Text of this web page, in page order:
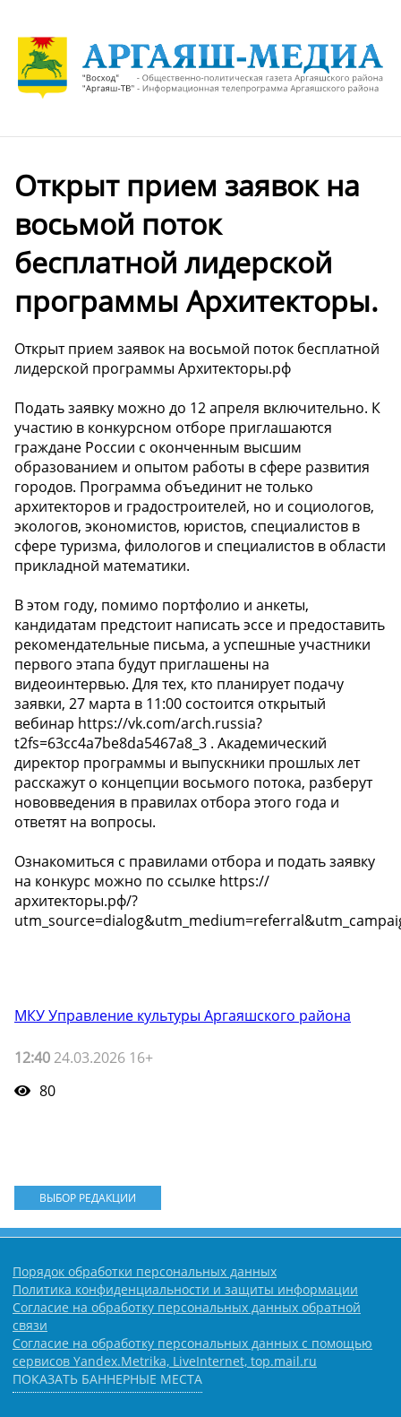
Открыт прием заявок на
восьмой поток
бесплатной лидерской
программы Архитекторы.
Открыт прием заявок на восьмой поток бесплатной
лидерской программы Архитекторы.рф
Подать заявку можно до 12 апреля включительно. К
участию в конкурсном отборе приглашаются
граждане России с оконченным высшим
образованием и опытом работы в сфере развития
городов. Программа объединит не только
архитекторов и градостроителей, но и социологов,
экологов, экономистов, юристов, специалистов в
сфере туризма, филологов и специалистов в области
прикладной математики.
В этом году, помимо портфолио и анкеты,
кандидатам предстоит написать эссе и предоставить
рекомендательные письма, а успешные участники
первого этапа будут приглашены на
видеоинтервью. Для тех, кто планирует подачу
заявки, 27 марта в 11:00 состоится открытый
вебинар https://vk.com/arch.russia?
t2fs=63cc4a7be8da5467a8_3 . Академический
директор программы и выпускники прошлых лет
расскажут о концепции восьмого потока, разберут
нововведения в правилах отбора этого года и
ответят на вопросы.
Ознакомиться с правилами отбора и подать заявку
на конкурс можно по ссылке https://
архитекторы.рф/?
МКУ Управление культуры Аргаяшского района
12:40 24.03.2026 16+
80
ВЫБОР РЕДАКЦИИ
Порядок обработки персональных данных
Политика конфиденциальности и защиты информации
Согласие на обработку персональных данных обратной
связи
Согласие на обработку персональных данных с помощью
сервисов Yandex.Metrika, LiveInternet, top.mail.ru
ПОКАЗАТЬ БАННЕРНЫЕ МЕСТА